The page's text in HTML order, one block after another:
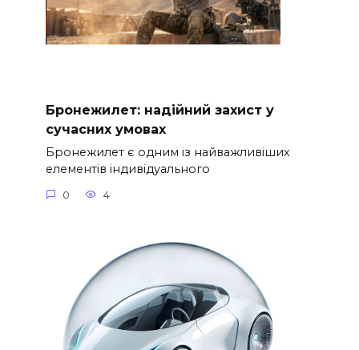
Бронежилет: надійний захист у
сучасних умовах
Бронежилет є одним із найважливіших
елементів індивідуального
0 4